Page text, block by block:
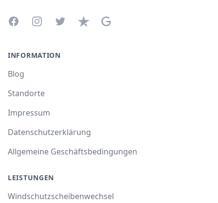
FacebookInstagramTwitterTrustpilotGoogle Business Profile
INFORMATION
Blog
Standorte
Impressum
Datenschutzerklärung
Allgemeine Geschäftsbedingungen
LEISTUNGEN
Windschutzscheibenwechsel